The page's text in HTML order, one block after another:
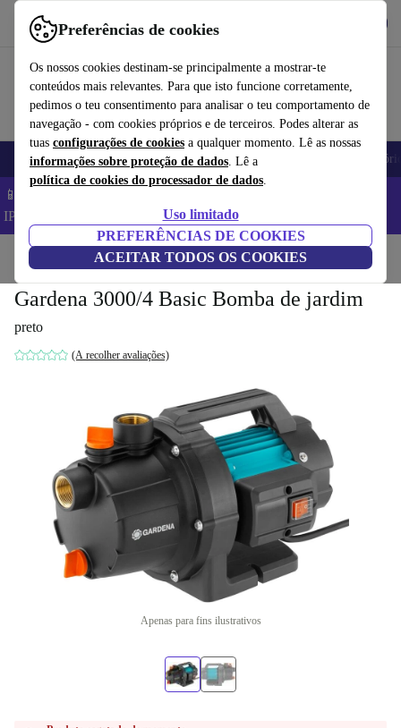
Preferências de cookies
Os nossos cookies destinam-se principalmente a mostrar-te
conteúdos mais relevantes. Para que isto funcione corretamente,
pedimos o teu consentimento para analisar o teu comportamento de
navegação - com cookies próprios e de terceiros. Podes alterar as
tuas configurações de cookies a qualquer momento. Lê as nossas
informações sobre proteção de dados. Lê a
política de cookies do processador de dados.
Uso limitado
PREFERÊNCIAS DE COOKIES
ACEITAR TODOS OS COOKIES
Use o refurbed de forma rápida e fácil
Telemóveis Computadores Portáteis Tablets
📱 Poupa 5% EXTRA em todos os iPhones – Código:
IPHONEDEAL –
Início Jardim Ferramentas de jardim
Gardena 3000/4 Basic Bomba de jardim
preto
(A recolher avaliações)
Apenas para fins ilustrativos